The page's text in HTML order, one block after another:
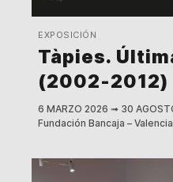
EXPOSICIÓN
Tàpies.
(2002-2012)
6 MARZO 2026 ➟ 30
Fundación Bancaja – Valencia